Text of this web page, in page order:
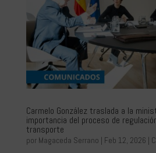
Carmelo González traslada a la
importancia del proceso de
transporte
por Magaceda Serrano | Feb 12, 2026 |